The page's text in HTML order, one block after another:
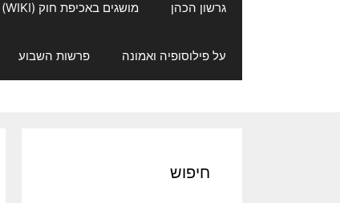
גרשון הכהן מושגים באכיפת חוק (WIKI)
על פילוסופיה ואמונה פרשות השבוע
חיפוש